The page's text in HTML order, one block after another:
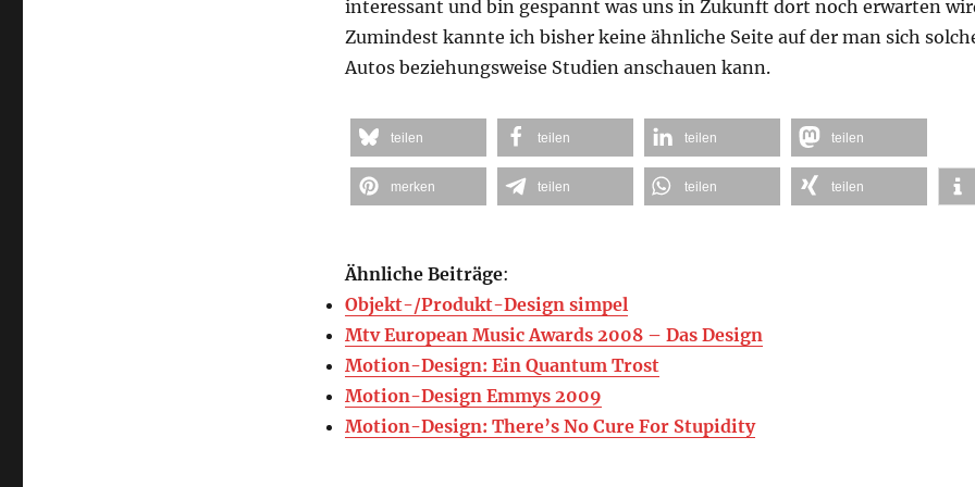
interessant und bin gespannt was uns in Zukunft dort noch erwarten
Zumindest kannte ich bisher keine ähnliche Seite auf der man sich
Autos beziehungsweise Studien anschauen kann.
teilen teilen teilen teilen
merken teilen teilen teilen
Ähnliche Beiträge:
Objekt-/Produkt-Design simpel
Mtv European Music Awards 2008 – Das Design
Motion-Design: Ein Quantum Trost
Motion-Design Emmys 2009
Motion-Design: There’s No Cure For Stupidity